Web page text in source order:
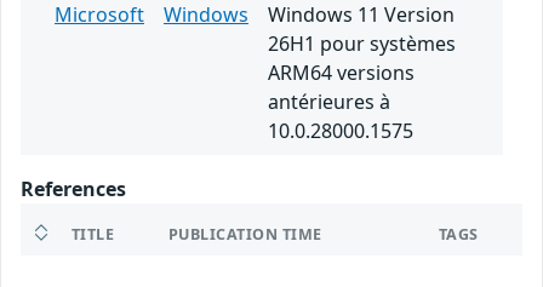
Microsoft
Windows
Windows 11 Version
26H1 pour systèmes
ARM64 versions
antérieures à
10.0.28000.1575
References
TITLE PUBLICATION TIME TAGS